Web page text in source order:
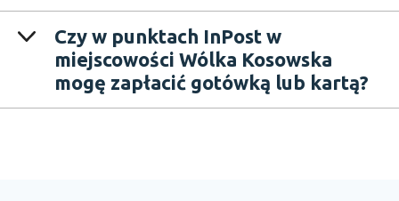
Czy w punktach InPost w
miejscowości Wólka Kosowska
mogę zapłacić gotówką lub kartą?